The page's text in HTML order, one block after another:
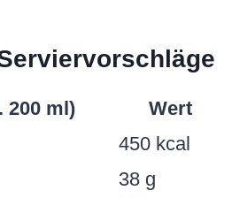
200 ml)
Wert
450 kcal
38 g